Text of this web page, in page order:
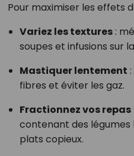
Pour maximiser les effets
Variez les textures:
soupes et infusions sur
Mastiquer lentement
fibres et éviter les gaz.
Fractionnez vos repas
contenant des légumes
plats copieux.